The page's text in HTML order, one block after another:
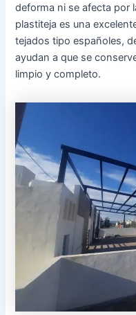
deforma ni se afecta por
plastiteja es una
tejados tipo españoles,
ayudan a que se
limpio y completo.